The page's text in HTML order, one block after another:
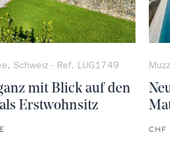
Schweiz - Ref. LUG1749
mit Blick auf den
Erstwohnsitz
CHF